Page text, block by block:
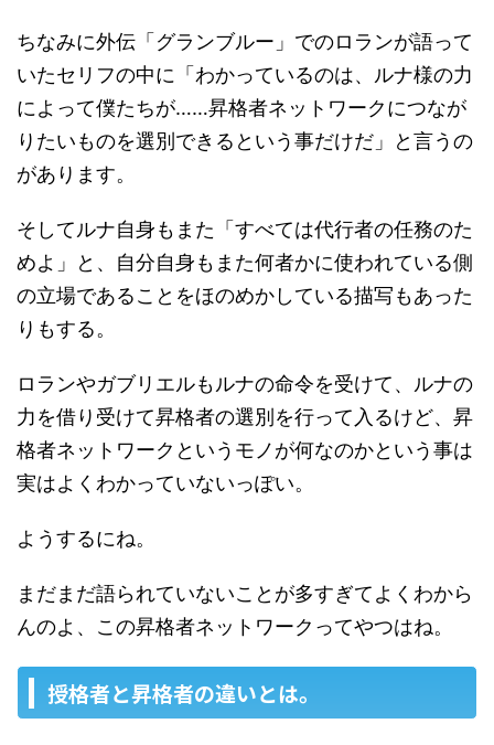
ちなみに外伝「グランブルー」でのロランが語って
いたセリフの中に「わかっているのは、ルナ様の力
によって僕たちが……昇格者ネットワークにつなが
りたいものを選別できるという事だけだ」と言うの
があります。
そしてルナ自身もまた「すべては代行者の任務のた
めよ」と、自分自身もまた何者かに使われている側
の立場であることをほのめかしている描写もあった
りもする。
ロランやガブリエルもルナの命令を受けて、ルナの
力を借り受けて昇格者の選別を行って入るけど、昇
格者ネットワークというモノが何なのかという事は
実はよくわかっていないっぽい。
ようするにね。
まだまだ語られていないことが多すぎてよくわから
んのよ、この昇格者ネットワークってやつはね。
授格者と昇格者の違いとは。